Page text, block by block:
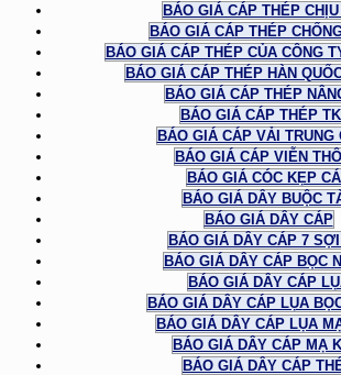
BÁO GIÁ CÁP THÉP
BÁO GIÁ CÁP THÉP
BÁO GIÁ CÁP THÉP CỦA CÔNG
BÁO GIÁ CÁP THÉP HÀN
BÁO GIÁ CÁP THÉP
BÁO GIÁ CÁP THÉP
BÁO GIÁ CÁP VẢI TRUNG
BÁO GIÁ CÁP VIỄN
BÁO GIÁ CÓC KẸP
BÁO GIÁ DÂY BUỘC
BÁO GIÁ DÂY CÁP
BÁO GIÁ DÂY CÁP 7
BÁO GIÁ DÂY CÁP BỌC
BÁO GIÁ DÂY CÁP
BÁO GIÁ DÂY CÁP LỤA
BÁO GIÁ DÂY CÁP LỤA
BÁO GIÁ DÂY CÁP MẠ
BÁO GIÁ DÂY CÁP